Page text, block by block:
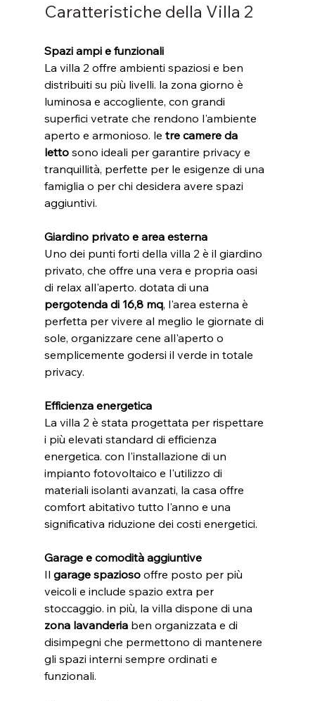
Caratteristiche della Villa 2
Spazi ampi e funzionali
La villa 2 offre ambienti spaziosi e ben
distribuiti su più livelli. la zona giorno è
luminosa e accogliente, con grandi
superfici vetrate che rendono l'ambiente
aperto e armonioso. le tre camere da
letto sono ideali per garantire privacy e
tranquillità, perfette per le esigenze di una
famiglia o per chi desidera avere spazi
aggiuntivi.
Giardino privato e area esterna
Uno dei punti forti della villa 2 è il giardino
privato, che offre una vera e propria oasi
di relax all'aperto. dotata di una
pergotenda di 16,8 mq, l'area esterna è
perfetta per vivere al meglio le giornate di
sole, organizzare cene all'aperto o
semplicemente godersi il verde in totale
privacy.
Efficienza energetica
La villa 2 è stata progettata per rispettare
i più elevati standard di efficienza
energetica. con l'installazione di un
impianto fotovoltaico e l'utilizzo di
materiali isolanti avanzati, la casa offre
comfort abitativo tutto l'anno e una
significativa riduzione dei costi energetici.
Garage e comodità aggiuntive
Il garage spazioso offre posto per più
veicoli e include spazio extra per
stoccaggio. in più, la villa dispone di una
zona lavanderia ben organizzata e di
disimpegni che permettono di mantenere
gli spazi interni sempre ordinati e
funzionali.